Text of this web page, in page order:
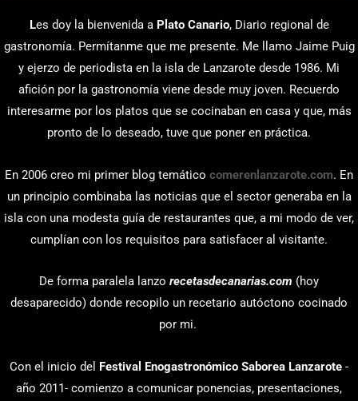
Les doy la bienvenida a Plato Canario, Diario regional de
gastronomía. Permítanme que me presente. Me llamo Jaime Puig
y ejerzo de periodista en la isla de Lanzarote desde 1986. Mi
afición por la gastronomía viene desde muy joven. Recuerdo
interesarme por los platos que se cocinaban en casa y que, más
pronto de lo deseado, tuve que poner en práctica.
En 2006 creo mi primer blog temático comerenlanzarote.com. En
un principio combinaba las noticias que el sector generaba en la
isla con una modesta guía de restaurantes que, a mi modo de ver,
cumplían con los requisitos para satisfacer al visitante.
De forma paralela lanzo recetasdecanarias.com (hoy
desaparecido) donde recopilo un recetario autóctono cocinado
por mi.
Con el inicio del Festival Enogastronómico Saborea Lanzarote -
año 2011- comienzo a comunicar ponencias, presentaciones,